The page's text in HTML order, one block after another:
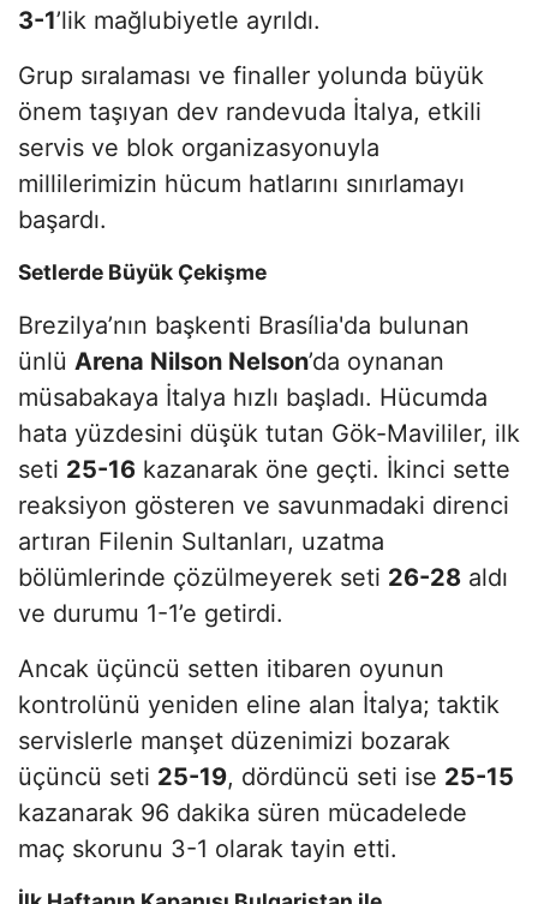
3-1’lik mağlubiyetle ayrıldı.
Grup sıralaması ve finaller yolunda büyük
önem taşıyan dev randevuda İtalya, etkili
servis ve blok organizasyonuyla
millilerimizin hücum hatlarını sınırlamayı
başardı.
Setlerde Büyük Çekişme
Brezilya’nın başkenti Brasília'da bulunan
ünlü Arena Nilson Nelson’da oynanan
müsabakaya İtalya hızlı başladı. Hücumda
hata yüzdesini düşük tutan Gök-Mavililer, ilk
seti 25-16 kazanarak öne geçti. İkinci sette
reaksiyon gösteren ve savunmadaki direnci
artıran Filenin Sultanları, uzatma
bölümlerinde çözülmeyerek seti 26-28 aldı
ve durumu 1-1’e getirdi.
Ancak üçüncü setten itibaren oyunun
kontrolünü yeniden eline alan İtalya; taktik
servislerle manşet düzenimizi bozarak
üçüncü seti 25-19, dördüncü seti ise 25-15
kazanarak 96 dakika süren mücadelede
maç skorunu 3-1 olarak tayin etti.